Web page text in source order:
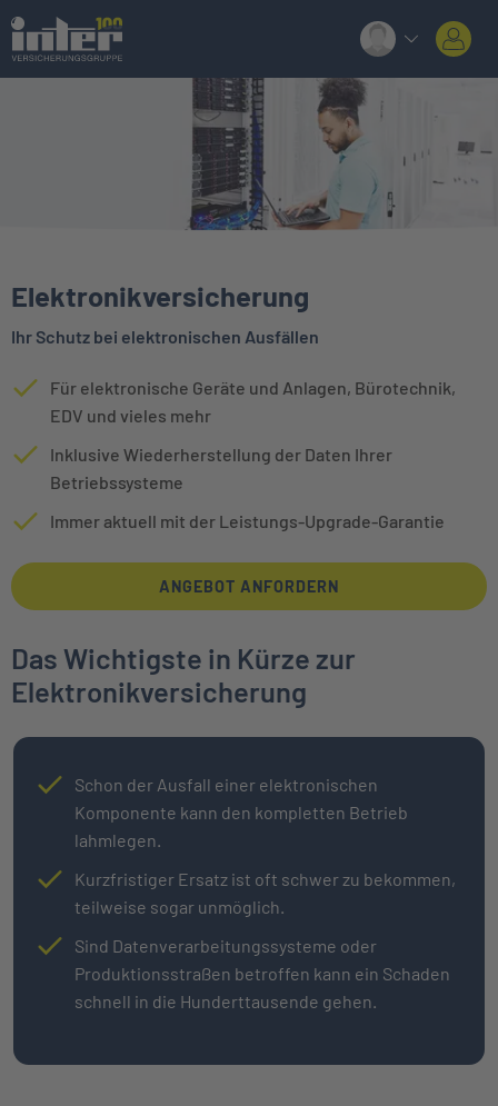
Elektronikversicherung
Ihr Schutz bei elektronischen Ausfällen
Für elektronische Geräte und Anlagen, Bürotechnik,
EDV und vieles mehr
Inklusive Wiederherstellung der Daten Ihrer
Betriebssysteme
Immer aktuell mit der Leistungs-Upgrade-Garantie
ANGEBOT ANFORDERN
Das Wichtigste in Kürze zur
Elektronikversicherung
Schon der Ausfall einer elektronischen
Komponente kann den kompletten Betrieb
lahmlegen.
Kurzfristiger Ersatz ist oft schwer zu bekommen,
teilweise sogar unmöglich.
Sind Datenverarbeitungssysteme oder
Produktionsstraßen betroffen kann ein Schaden
schnell in die Hunderttausende gehen.